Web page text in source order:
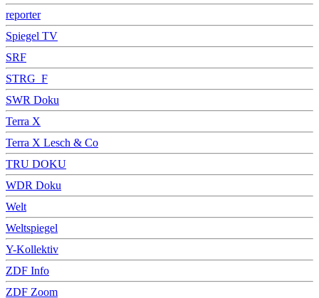
reporter
Spiegel TV
SRF
STRG_F
SWR Doku
Terra X
Terra X Lesch & Co
TRU DOKU
WDR Doku
Welt
Weltspiegel
Y-Kollektiv
ZDF Info
ZDF Zoom